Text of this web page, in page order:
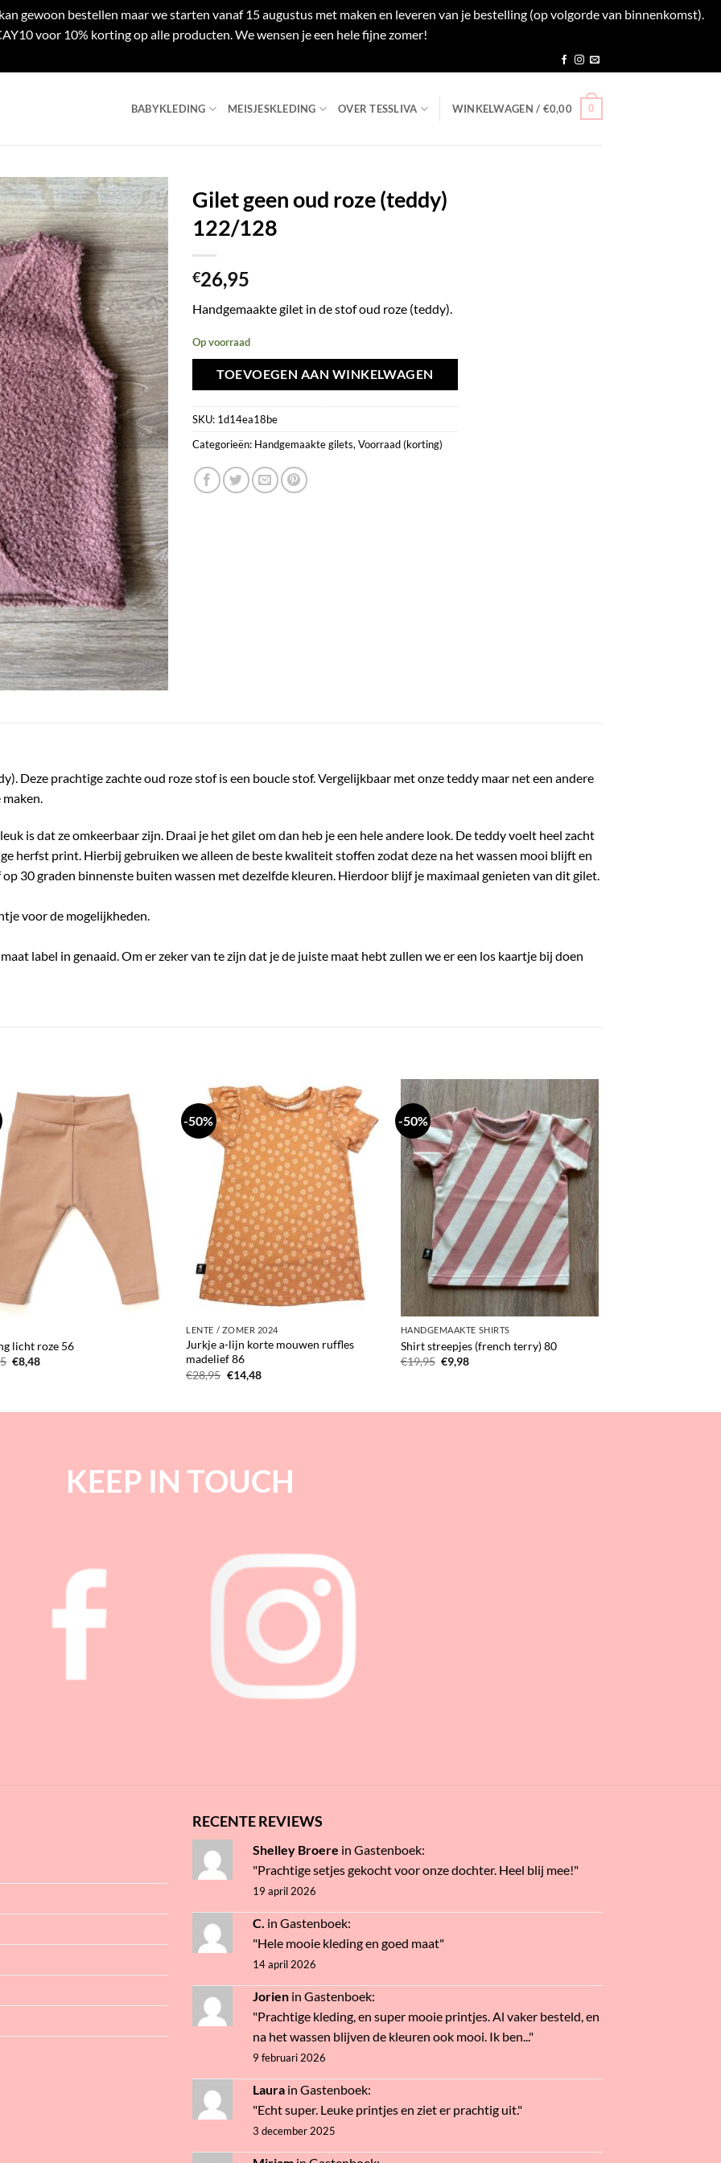
gewoon bestellen maar we starten vanaf 15 augustus met maken en leveren van je bestelling (op volgorde van binnenkomst).
voor 10% korting op alle producten. We wensen je een hele fijne zomer!
BABYKLEDING MEISJESKLEDING OVER TESSLIVA WINKELWAGEN / €0,00 0
Gilet geen oud roze (teddy)
122/128
€26,95
Handgemaakte gilet in de stof oud roze (teddy).
Op voorraad
TOEVOEGEN AAN WINKELWAGEN
SKU: 1d14ea18be
Categorieën: Handgemaakte gilets,Voorraad (korting)
Deze prachtige zachte oud roze stof is een boucle stof. Vergelijkbaar met onze teddy maar net een andere
is dat ze omkeerbaar zijn. Draai je het gilet om dan heb je een hele andere look. De teddy voelt heel zacht
herfst print. Hierbij gebruiken we alleen de beste kwaliteit stoffen zodat deze na het wassen mooi blijft en
30 graden binnenste buiten wassen met dezelfde kleuren. Hierdoor blijf je maximaal genieten van dit gilet.
voor de mogelijkheden.
label in genaaid. Om er zeker van te zijn dat je de juiste maat hebt zullen we er een los kaartje bij doen
licht roze 56
Oorspronkelijke
prijs
€8,48Huidige
-50%
LENTE / ZOMER 2024
Jurkje a-lijn korte mouwen ruffles
madelief 86
€28,95 Oorspronkelijke
prijs
€14,48Huidige
-50%
HANDGEMAAKTE SHIRTS
Shirt streepjes (french terry) 80
€19,95 Oorspronkelijke
prijs
€9,98Huidige
KEEP IN TOUCH
RECENTE REVIEWS
Shelley Broere in Gastenboek:
"Prachtige setjes gekocht voor onze dochter. Heel blij mee!"
19 april 2026
C. in Gastenboek:
"Hele mooie kleding en goed maat"
14 april 2026
Jorien in Gastenboek:
"Prachtige kleding, en super mooie printjes. Al vaker besteld, en
na het wassen blijven de kleuren ook mooi. Ik ben..."
9 februari 2026
Laura in Gastenboek:
"Echt super. Leuke printjes en ziet er prachtig uit."
3 december 2025